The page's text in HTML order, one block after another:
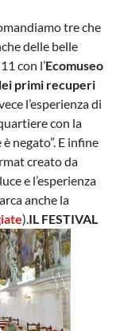
tre che
delle belle
con l’Ecomuseo
primi recuperi
l’esperienza di
con la
negato”. E infine
creato da
e l’esperienza
anche la
).IL FESTIVAL